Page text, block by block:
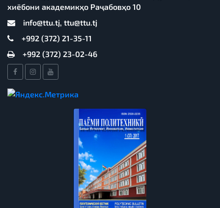
хиёбони академикҳо Раҷабовҳо 10
info@ttu.tj, ttu@ttu.tj
+992 (372) 21-35-11
+992 (372) 23-02-46